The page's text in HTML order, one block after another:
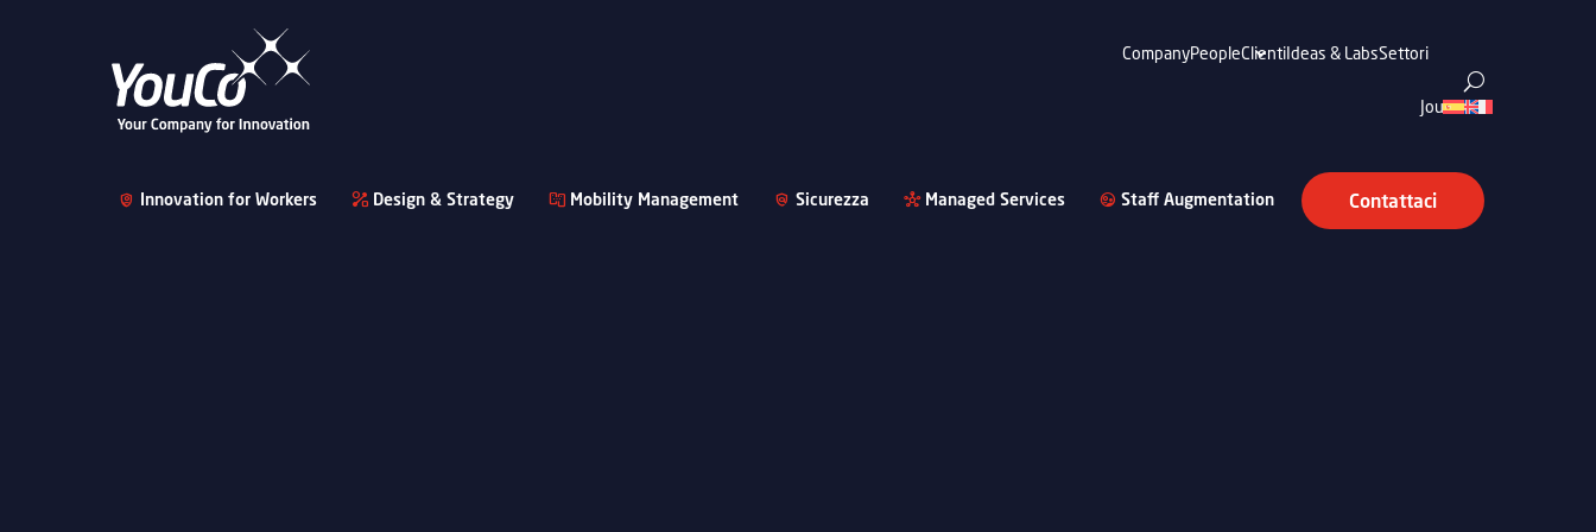
CompanyPeopleClientiIdeas & LabsSettori
Journal
Innovation for Workers Design & Strategy Mobility Management Sicurezza Managed Services Staff Augmentation Contattaci